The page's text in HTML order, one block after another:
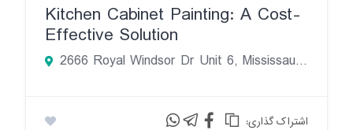
Kitchen Cabinet Painting: A Cost-
Effective Solution
2666 Royal Windsor Dr Unit 6, Mississauga, ON L5J 1K7
:اشتراک گذاری